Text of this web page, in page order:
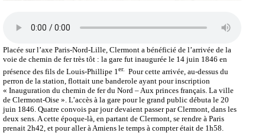
Placée sur l’axe Paris-Nord-Lille, Clermont a bénéficié de l’arrivée de la
voie de chemin de fer très tôt : la gare fut inaugurée le 14 juin 1846 en
présence des fils de Louis-Phillipe 1 er. Pour cette arrivée, au-dessus du
perron de la station, flottait une banderole ayant pour inscription
« Inauguration du chemin de fer du Nord – Aux princes français. La ville
de Clermont-Oise ». L’accès à la gare pour le grand public débuta le 20
juin 1846. Quatre convois par jour devaient passer par Clermont, dans les
deux sens. A cette époque-là, en partant de Clermont, se rendre à Paris
prenait 2h42, et pour aller à Amiens le temps à compter était de 1h58.